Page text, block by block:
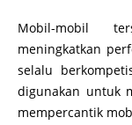
Mobil-mobil
meningkatkan
selalu
digunakan untuk
mempercantik